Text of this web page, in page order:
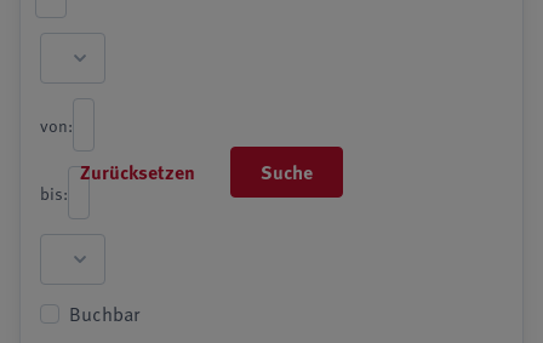
von:
bis:
Buchbar
Zurücksetzen Suche